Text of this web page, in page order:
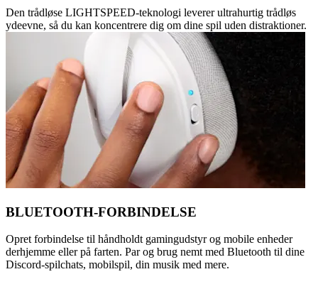
Den trådløse LIGHTSPEED-teknologi leverer ultrahurtig trådløs
ydeevne, så du kan koncentrere dig om dine spil uden distraktioner.
BLUETOOTH-FORBINDELSE
Opret forbindelse til håndholdt gamingudstyr og mobile enheder
derhjemme eller på farten. Par og brug nemt med Bluetooth til dine
Discord-spilchats, mobilspil, din musik med mere.